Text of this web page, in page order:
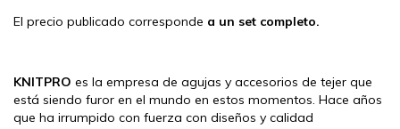
El precio publicado corresponde a un set completo.
KNITPRO es la empresa de agujas y accesorios de tejer que
está siendo furor en el mundo en estos momentos. Hace años
que ha irrumpido con fuerza con diseños y calidad